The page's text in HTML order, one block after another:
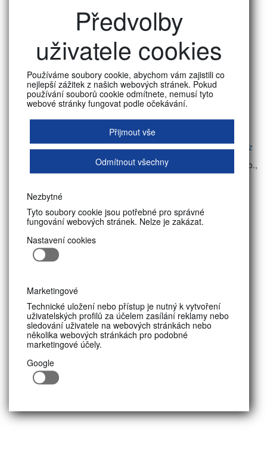
PŘÍSTUPNOST
JÍDELNÍ
Kontakt
Sekretariát školy
17. listopadu 177, 542 34
Malé Svatoňovice
Tel: +420 725 387 199
Email:
svatonovice@bpakademie.cz
© 2026 Bezpečnostně právní akademie Malé Svatoňovice, s. r. o.,
střední škola
Předvolby
uživatele cookies
Používáme soubory cookie, abychom vám zajistili co
nejlepší zážitek z našich webových stránek. Pokud
používání souborů cookie odmítnete, nemusí tyto
webové stránky fungovat podle očekávání.
Přijmout vše
Odmítnout všechny
Nezbytné
Tyto soubory cookie jsou potřebné pro správné
fungování webových stránek. Nelze je zakázat.
Nastavení cookies
Marketingové
Technické uložení nebo přístup je nutný k vytvoření
uživatelských profilů za účelem zasílání reklamy nebo
sledování uživatele na webových stránkách nebo
několika webových stránkách pro podobné
marketingové účely.
Google